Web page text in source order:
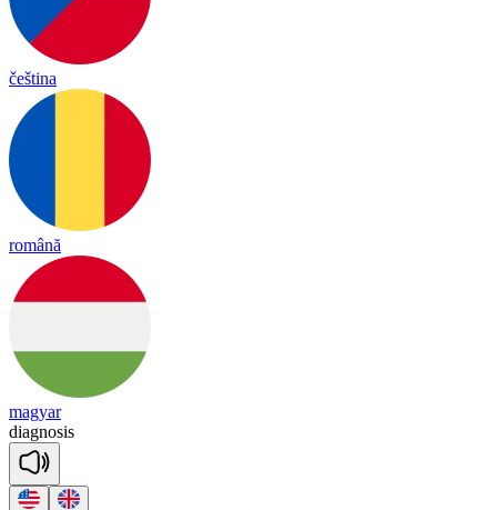
čeština
română
magyar
diagnosis